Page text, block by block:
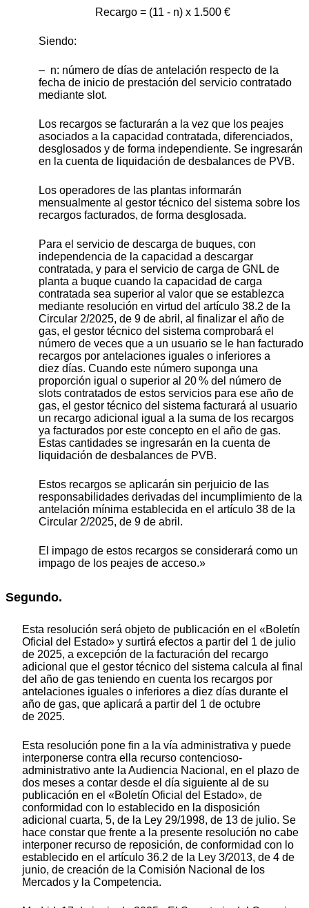
Recargo = (11 - n) x 1.500 €
Siendo:
– n: número de días de antelación respecto de la
fecha de inicio de prestación del servicio contratado
mediante slot.
Los recargos se facturarán a la vez que los peajes
asociados a la capacidad contratada, diferenciados,
desglosados y de forma independiente. Se ingresarán
en la cuenta de liquidación de desbalances de PVB.
Los operadores de las plantas informarán
mensualmente al gestor técnico del sistema sobre los
recargos facturados, de forma desglosada.
Para el servicio de descarga de buques, con
independencia de la capacidad a descargar
contratada, y para el servicio de carga de GNL de
planta a buque cuando la capacidad de carga
contratada sea superior al valor que se establezca
mediante resolución en virtud del artículo 38.2 de la
Circular 2/2025, de 9 de abril, al finalizar el año de
gas, el gestor técnico del sistema comprobará el
número de veces que a un usuario se le han facturado
recargos por antelaciones iguales o inferiores a
diez días. Cuando este número suponga una
proporción igual o superior al 20 % del número de
slots contratados de estos servicios para ese año de
gas, el gestor técnico del sistema facturará al usuario
un recargo adicional igual a la suma de los recargos
ya facturados por este concepto en el año de gas.
Estas cantidades se ingresarán en la cuenta de
liquidación de desbalances de PVB.
Estos recargos se aplicarán sin perjuicio de las
responsabilidades derivadas del incumplimiento de la
antelación mínima establecida en el artículo 38 de la
Circular 2/2025, de 9 de abril.
El impago de estos recargos se considerará como un
impago de los peajes de acceso.»
Segundo.
Esta resolución será objeto de publicación en el «Boletín
Oficial del Estado» y surtirá efectos a partir del 1 de julio
de 2025, a excepción de la facturación del recargo
adicional que el gestor técnico del sistema calcula al final
del año de gas teniendo en cuenta los recargos por
antelaciones iguales o inferiores a diez días durante el
año de gas, que aplicará a partir del 1 de octubre
de 2025.
Esta resolución pone fin a la vía administrativa y puede
interponerse contra ella recurso contencioso-
administrativo ante la Audiencia Nacional, en el plazo de
dos meses a contar desde el día siguiente al de su
publicación en el «Boletín Oficial del Estado», de
conformidad con lo establecido en la disposición
adicional cuarta, 5, de la Ley 29/1998, de 13 de julio. Se
hace constar que frente a la presente resolución no cabe
interponer recurso de reposición, de conformidad con lo
establecido en el artículo 36.2 de la Ley 3/2013, de 4 de
junio, de creación de la Comisión Nacional de los
Mercados y la Competencia.